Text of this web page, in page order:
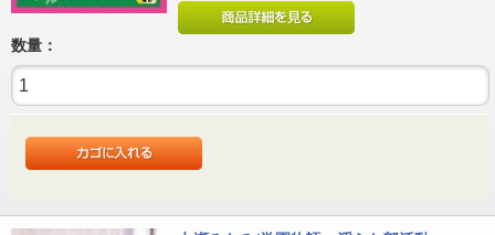
数量：